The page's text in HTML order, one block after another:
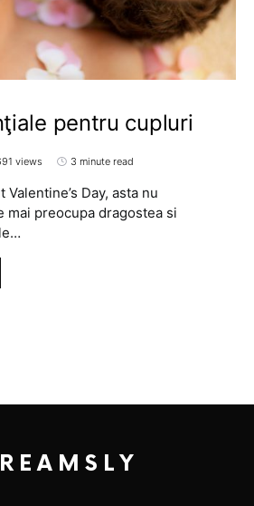
pentru cupluri
views 3 minute read
Day, asta nu
mai preocupa dragostea si